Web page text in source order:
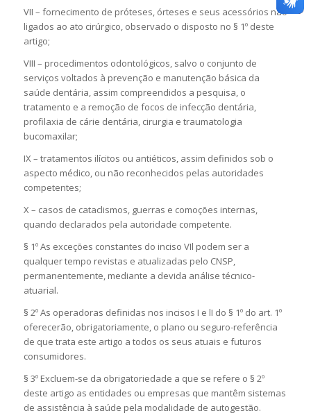
VII – fornecimento de próteses, órteses e seus acessórios não
ligados ao ato cirúrgico, observado o disposto no § 1º deste
artigo;
VIII – procedimentos odontológicos, salvo o conjunto de
serviços voltados à prevenção e manutenção básica da
saúde dentária, assim compreendidos a pesquisa, o
tratamento e a remoção de focos de infecção dentária,
profilaxia de cárie dentária, cirurgia e traumatologia
bucomaxilar;
IX – tratamentos ilícitos ou antiéticos, assim definidos sob o
aspecto médico, ou não reconhecidos pelas autoridades
competentes;
X – casos de cataclismos, guerras e comoções internas,
quando declarados pela autoridade competente.
§ 1º As exceções constantes do inciso VIl podem ser a
qualquer tempo revistas e atualizadas pelo CNSP,
permanentemente, mediante a devida análise técnico-
atuarial.
§ 2º As operadoras definidas nos incisos I e lI do § 1º do art. 1º
oferecerão, obrigatoriamente, o plano ou seguro-referência
de que trata este artigo a todos os seus atuais e futuros
consumidores.
§ 3º Excluem-se da obrigatoriedade a que se refere o § 2º
deste artigo as entidades ou empresas que mantêm sistemas
de assistência à saúde pela modalidade de autogestão.